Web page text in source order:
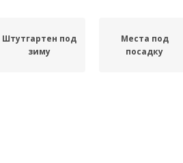
Штутгартен под
зиму
Места под
посадку